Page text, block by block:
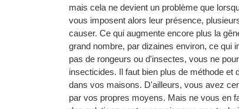
mais cela ne devient un problème que
vous imposent alors leur présence,
causer. Ce qui augmente encore plus la
grand nombre, par dizaines environ, ce qui
pas de rongeurs ou d'insectes, vous ne
insecticides. Il faut bien plus de méthode et
dans vos maisons. D'ailleurs, vous avez
par vos propres moyens. Mais ne vous en